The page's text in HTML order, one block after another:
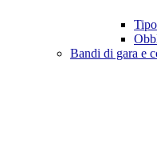
Bandi di gara e